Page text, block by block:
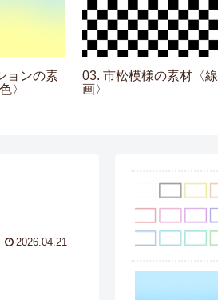
ョンの素
〉
03. 市松模様の素材〈線
画〉
2026.04.21